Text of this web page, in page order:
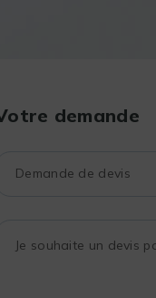
demande